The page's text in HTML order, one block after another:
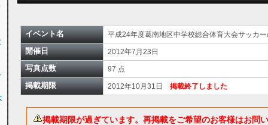
イベント名 平成24年度葛南地区中学校総合体育大会サッカ
開催日 2012年7月23日
写真点数 97 点
掲載期限 2012年10月31日 掲載終了しました
掲載期限が過ぎています。再掲載をご希望のお客様はお問い